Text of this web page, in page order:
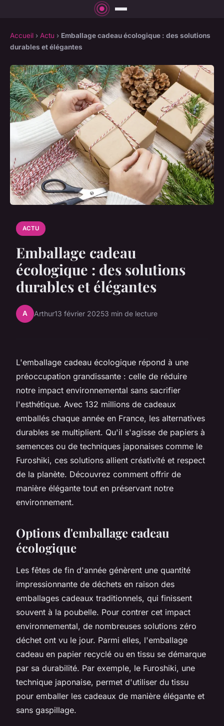
Accueil › Actu › Emballage cadeau écologique : des solutions
durables et élégantes
ACTU
Emballage cadeau
écologique : des solutions
durables et élégantes
A Arthur13 février 20253 min de lecture
L'emballage cadeau écologique répond à une
préoccupation grandissante : celle de réduire
notre impact environnemental sans sacrifier
l'esthétique. Avec 132 millions de cadeaux
emballés chaque année en France, les alternatives
durables se multiplient. Qu'il s'agisse de papiers à
semences ou de techniques japonaises comme le
Furoshiki, ces solutions allient créativité et respect
de la planète. Découvrez comment offrir de
manière élégante tout en préservant notre
environnement.
Options d'emballage cadeau
écologique
Les fêtes de fin d'année génèrent une quantité
impressionnante de déchets en raison des
emballages cadeaux traditionnels, qui finissent
souvent à la poubelle. Pour contrer cet impact
environnemental, de nombreuses solutions zéro
déchet ont vu le jour. Parmi elles, l'emballage
cadeau en papier recyclé ou en tissu se démarque
par sa durabilité. Par exemple, le Furoshiki, une
technique japonaise, permet d'utiliser du tissu
pour emballer les cadeaux de manière élégante et
sans gaspillage.